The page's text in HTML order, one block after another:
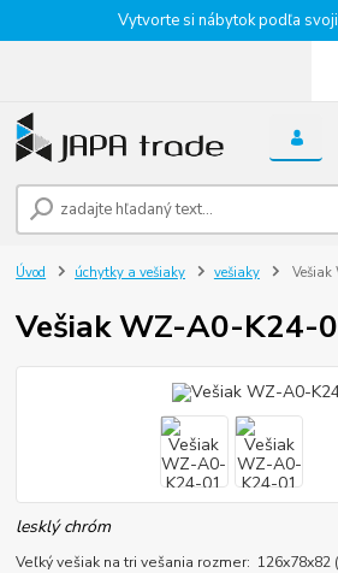
Vytvorte si nábytok podľa
Úvod úchytky a vešiaky vešiaky
Vešiak WZ-A0-K24-
lesklý chróm
Veľký vešiak na tri vešania rozmer: 126x78x82